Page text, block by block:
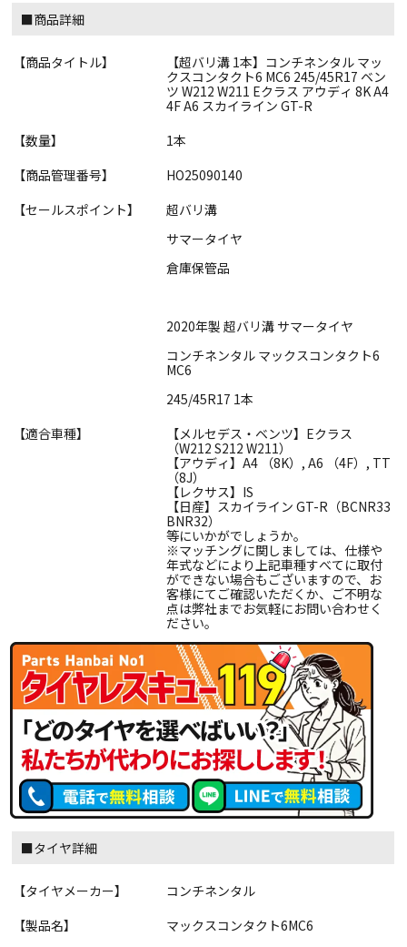
■商品詳細
【商品タイトル】
【超バリ溝 1本】コンチネンタル マッ
クスコンタクト6 MC6 245/45R17 ベン
ツ W212 W211 Eクラス アウディ 8K A4
4F A6 スカイライン GT-R
【数量】
1本
【商品管理番号】
HO25090140
【セールスポイント】
超バリ溝
サマータイヤ
倉庫保管品
2020年製 超バリ溝 サマータイヤ
コンチネンタル マックスコンタクト6
MC6
245/45R17 1本
【適合車種】
【メルセデス・ベンツ】Eクラス
（W212 S212 W211）
【アウディ】A4 （8K）, A6 （4F）, TT
（8J）
【レクサス】IS
【日産】スカイライン GT-R（BCNR33
BNR32）
等にいかがでしょうか。
※マッチングに関しましては、仕様や
年式などにより上記車種すべてに取付
ができない場合もございますので、お
客様にてご確認いただくか、ご不明な
点は弊社までお気軽にお問い合わせく
ださい。
■タイヤ詳細
【タイヤメーカー】
コンチネンタル
【製品名】
マックスコンタクト6MC6